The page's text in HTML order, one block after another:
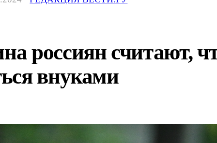
россиян считают,
внуками